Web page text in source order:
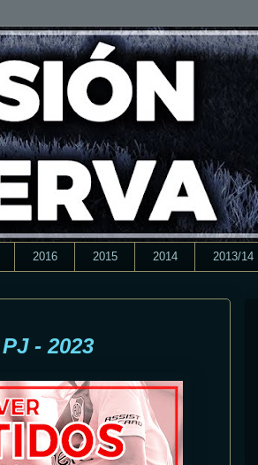
2016 2015 2014 2013/14
- 2023